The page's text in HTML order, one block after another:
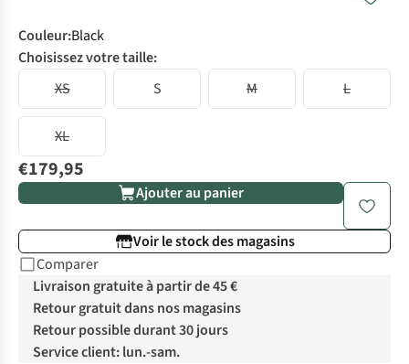
Couleur:Black
Choisissez votre taille:
XS
S M L
XL
€179,95
Ajouter au panier
Voir le stock des magasins
Comparer
Livraison gratuite à partir de 45 €
Retour gratuit dans nos magasins
Retour possible durant 30 jours
Service client: lun.-sam.